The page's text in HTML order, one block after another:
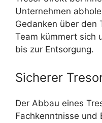
Unternehmen
Gedanken über den
Team kümmert sich
bis zur Entsorgung.
Sicherer
Der Abbau eines
Fachkenntnisse und